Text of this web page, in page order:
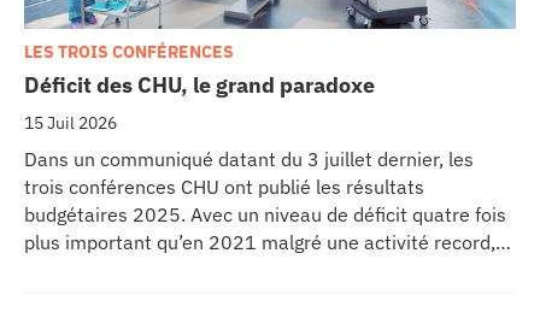
Déficit des CHU, le grand paradoxe
15 Juil 2026
LES TROIS CONFÉRENCES
Dans un communiqué datant du 3 juillet dernier, les
trois conférences CHU ont publié les résultats
budgétaires 2025. Avec un niveau de déficit quatre fois
plus important qu’en 2021 malgré une activité record,